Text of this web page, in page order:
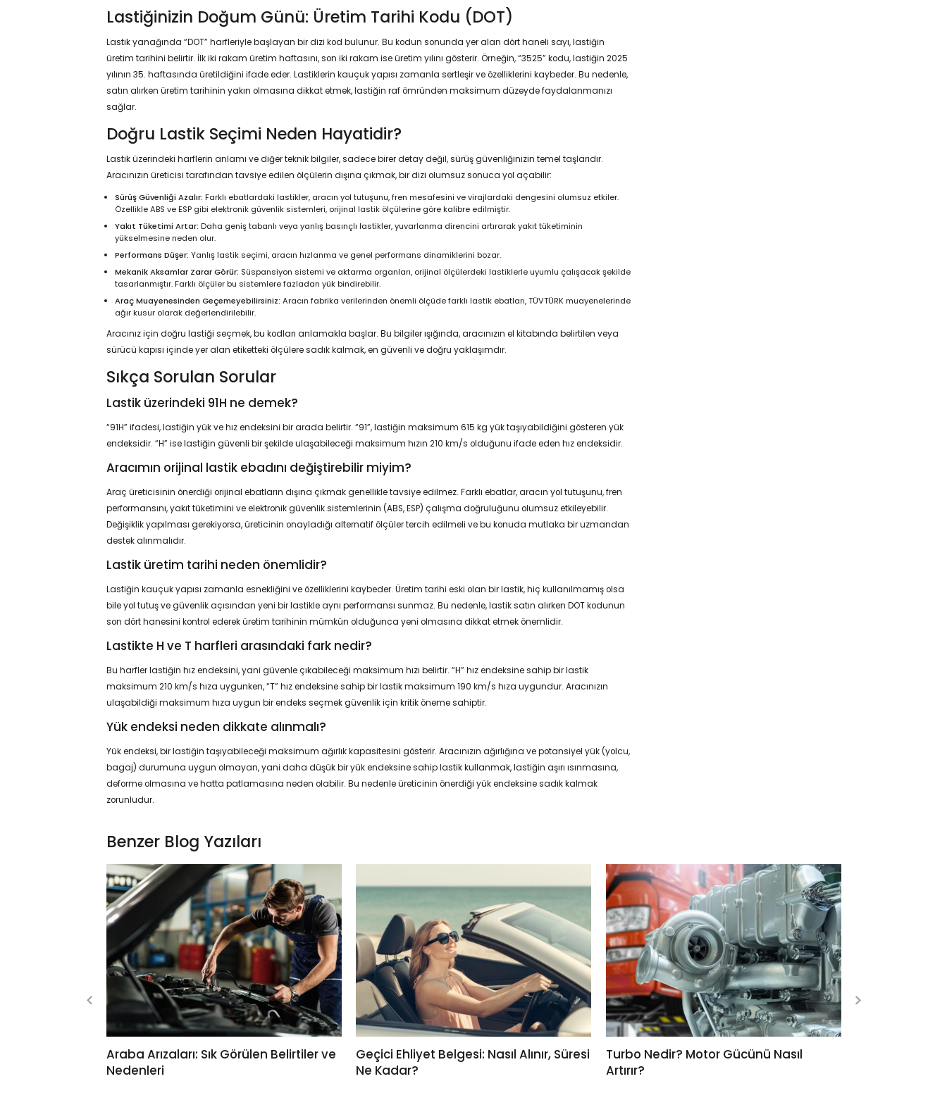
Lastiğinizin Doğum Günü: Üretim Tarihi Kodu (DOT)
Lastik yanağında “DOT” harfleriyle başlayan bir dizi kod bulunur. Bu kodun sonunda yer alan dört haneli sayı, lastiğin
üretim tarihini belirtir. İlk iki rakam üretim haftasını, son iki rakam ise üretim yılını gösterir. Örneğin, “3525” kodu, lastiğin 2025
yılının 35. haftasında üretildiğini ifade eder. Lastiklerin kauçuk yapısı zamanla sertleşir ve özelliklerini kaybeder. Bu nedenle,
satın alırken üretim tarihinin yakın olmasına dikkat etmek, lastiğin raf ömründen maksimum düzeyde faydalanmanızı
sağlar.
Doğru Lastik Seçimi Neden Hayatidir?
Lastik üzerindeki harflerin anlamı ve diğer teknik bilgiler, sadece birer detay değil, sürüş güvenliğinizin temel taşlarıdır.
Aracınızın üreticisi tarafından tavsiye edilen ölçülerin dışına çıkmak, bir dizi olumsuz sonuca yol açabilir:
Sürüş Güvenliği Azalır: Farklı ebatlardaki lastikler, aracın yol tutuşunu, fren mesafesini ve virajlardaki dengesini olumsuz etkiler.
Özellikle ABS ve ESP gibi elektronik güvenlik sistemleri, orijinal lastik ölçülerine göre kalibre edilmiştir.
Yakıt Tüketimi Artar: Daha geniş tabanlı veya yanlış basınçlı lastikler, yuvarlanma direncini artırarak yakıt tüketiminin
yükselmesine neden olur.
Performans Düşer: Yanlış lastik seçimi, aracın hızlanma ve genel performans dinamiklerini bozar.
Mekanik Aksamlar Zarar Görür: Süspansiyon sistemi ve aktarma organları, orijinal ölçülerdeki lastiklerle uyumlu çalışacak şekilde
tasarlanmıştır. Farklı ölçüler bu sistemlere fazladan yük bindirebilir.
Araç Muayenesinden Geçemeyebilirsiniz: Aracın fabrika verilerinden önemli ölçüde farklı lastik ebatları, TÜVTÜRK muayenelerinde
ağır kusur olarak değerlendirilebilir.
Aracınız için doğru lastiği seçmek, bu kodları anlamakla başlar. Bu bilgiler ışığında, aracınızın el kitabında belirtilen veya
sürücü kapısı içinde yer alan etiketteki ölçülere sadık kalmak, en güvenli ve doğru yaklaşımdır.
Sıkça Sorulan Sorular
Lastik üzerindeki 91H ne demek?
“91H” ifadesi, lastiğin yük ve hız endeksini bir arada belirtir. “91”, lastiğin maksimum 615 kg yük taşıyabildiğini gösteren yük
endeksidir. “H” ise lastiğin güvenli bir şekilde ulaşabileceği maksimum hızın 210 km/s olduğunu ifade eden hız endeksidir.
Aracımın orijinal lastik ebadını değiştirebilir miyim?
Araç üreticisinin önerdiği orijinal ebatların dışına çıkmak genellikle tavsiye edilmez. Farklı ebatlar, aracın yol tutuşunu, fren
performansını, yakıt tüketimini ve elektronik güvenlik sistemlerinin (ABS, ESP) çalışma doğruluğunu olumsuz etkileyebilir.
Değişiklik yapılması gerekiyorsa, üreticinin onayladığı alternatif ölçüler tercih edilmeli ve bu konuda mutlaka bir uzmandan
destek alınmalıdır.
Lastik üretim tarihi neden önemlidir?
Lastiğin kauçuk yapısı zamanla esnekliğini ve özelliklerini kaybeder. Üretim tarihi eski olan bir lastik, hiç kullanılmamış olsa
bile yol tutuş ve güvenlik açısından yeni bir lastikle aynı performansı sunmaz. Bu nedenle, lastik satın alırken DOT kodunun
son dört hanesini kontrol ederek üretim tarihinin mümkün olduğunca yeni olmasına dikkat etmek önemlidir.
Lastikte H ve T harfleri arasındaki fark nedir?
Bu harfler lastiğin hız endeksini, yani güvenle çıkabileceği maksimum hızı belirtir. “H” hız endeksine sahip bir lastik
maksimum 210 km/s hıza uygunken, “T” hız endeksine sahip bir lastik maksimum 190 km/s hıza uygundur. Aracınızın
ulaşabildiği maksimum hıza uygun bir endeks seçmek güvenlik için kritik öneme sahiptir.
Yük endeksi neden dikkate alınmalı?
Yük endeksi, bir lastiğin taşıyabileceği maksimum ağırlık kapasitesini gösterir. Aracınızın ağırlığına ve potansiyel yük (yolcu,
bagaj) durumuna uygun olmayan, yani daha düşük bir yük endeksine sahip lastik kullanmak, lastiğin aşırı ısınmasına,
deforme olmasına ve hatta patlamasına neden olabilir. Bu nedenle üreticinin önerdiği yük endeksine sadık kalmak
zorunludur.
Benzer Blog Yazıları
Araba Arızaları: Sık Görülen Belirtiler ve
Nedenleri
Geçici Ehliyet Belgesi: Nasıl Alınır, Süresi
Ne Kadar?
Turbo Nedir? Motor Gücünü Nasıl
Artırır?